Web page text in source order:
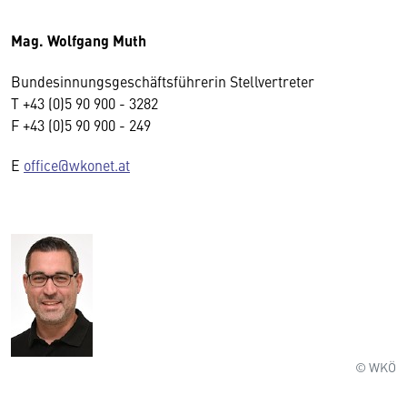
Mag. Wolfgang Muth
Bundesinnungsgeschäftsführerin Stellvertreter
T +43 (0)5 90 900 - 3282
F +43 (0)5 90 900 - 249
E office@wkonet.at
© WKÖ